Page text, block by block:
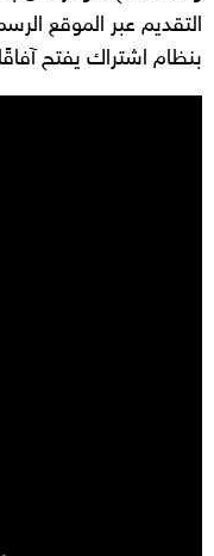
بنظام اشتراك يفتح